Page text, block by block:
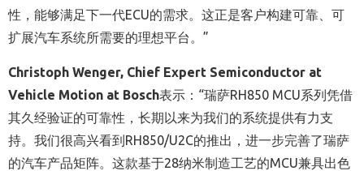
性，能够满足下一代ECU的需求。这正是客户构建可靠、可
扩展汽车系统所需要的理想平台。”
Christoph Wenger, Chief Expert Semiconductor at
Vehicle Motion at Bosch表示：“瑞萨RH850 MCU系列凭借
其久经验证的可靠性，长期以来为我们的系统提供有力支
持。我们很高兴看到RH850/U2C的推出，进一步完善了瑞萨
的汽车产品矩阵。这款基于28纳米制造工艺的MCU兼具出色